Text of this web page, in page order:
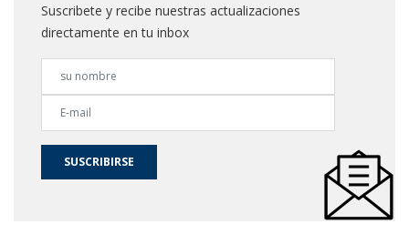
Suscribete y recibe nuestras actualizaciones
directamente en tu inbox
SUSCRIBIRSE